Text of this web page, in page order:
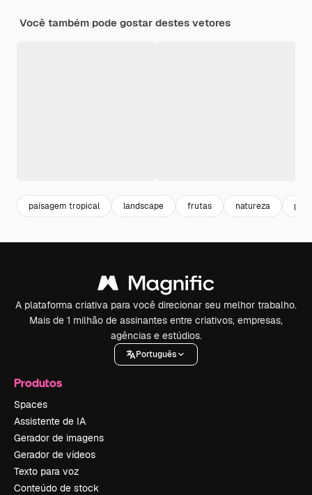
Você também pode gostar destes vetores
paisagem tropical landscape frutas natureza
A plataforma criativa para você direcionar seu melhor trabalho.
Mais de 1 milhão de assinantes entre criativos, empresas,
agências e estúdios.
Português
Produtos
Spaces
Assistente de IA
Gerador de imagens
Gerador de vídeos
Texto para voz
Conteúdo de stock